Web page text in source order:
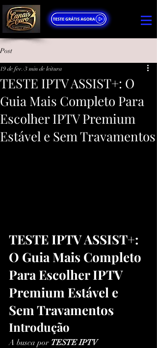
Post
TESTE IPTV ASSIST+: O
Guia Mais Completo Para
Escolher IPTV Premium
Estável e Sem Travamentos
19 de fev. 3 min de leitura
TESTE IPTV ASSIST+:
O Guia Mais Completo
Para Escolher IPTV
Premium Estável e
Sem Travamentos
Introdução
A busca por TESTE IPTV